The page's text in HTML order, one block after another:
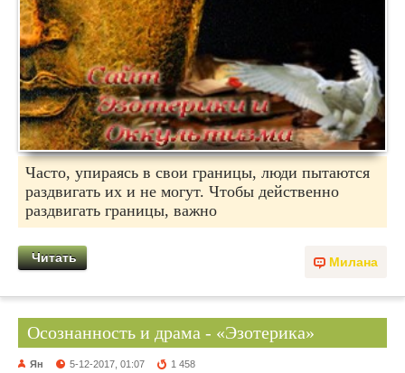
Часто, упираясь в свои границы, люди пытаются
раздвигать их и не могут. Чтобы действенно
раздвигать границы, важно
Милана
Читать
Осознанность и драма - «Эзотерика»
Ян 5-12-2017, 01:07 1 458